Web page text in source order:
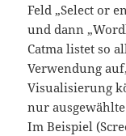
Feld „Select or
und dann
Catma listet so
Verwendung
Visualisierung
nur
Im Beispiel